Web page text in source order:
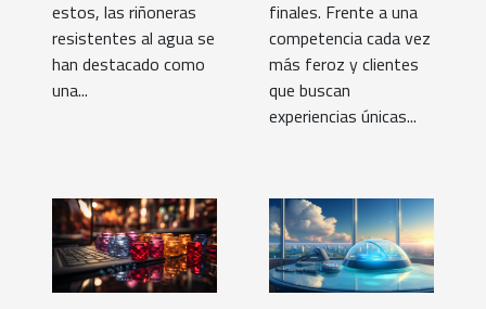
estos, las riñoneras
resistentes al agua se
han destacado como
una...
finales. Frente a una
competencia cada vez
más feroz y clientes
que buscan
experiencias únicas...